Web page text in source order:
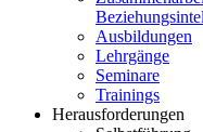
Ausbildungen
Lehrgänge
Seminare
Trainings
Herausforderungen